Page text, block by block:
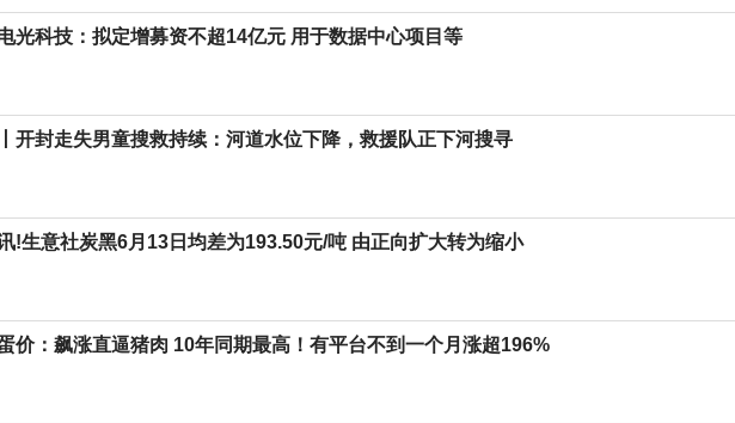
光科技：拟定增募资不超14亿元 用于数据中心项目等
开封走失男童搜救持续：河道水位下降，救援队正下河搜寻
!生意社炭黑6月13日均差为193.50元/吨 由正向扩大转为缩小
价：飙涨直逼猪肉 10年同期最高！有平台不到一个月涨超196%